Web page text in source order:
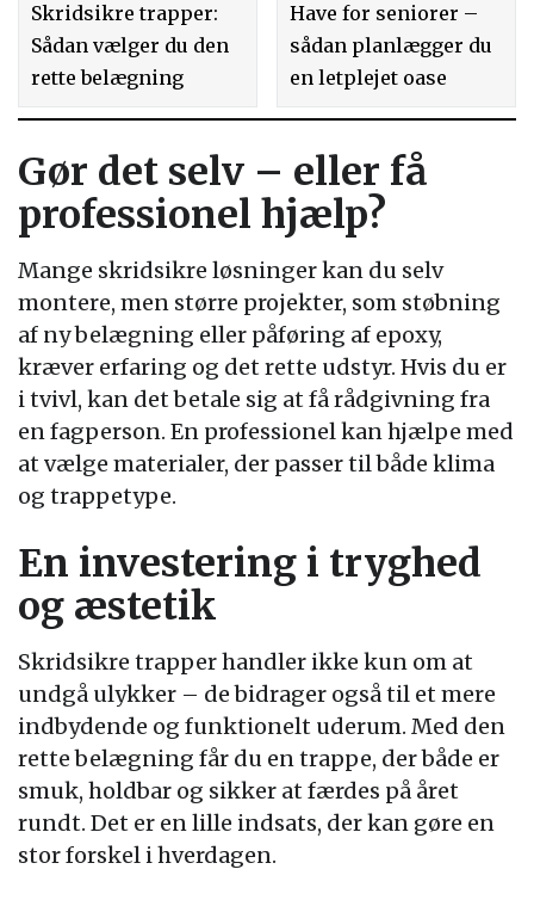
Skridsikre trapper:
Sådan vælger du den
rette belægning
Have for seniorer –
sådan planlægger du
en letplejet oase
Gør det selv – eller få
professionel hjælp?
Mange skridsikre løsninger kan du selv
montere, men større projekter, som støbning
af ny belægning eller påføring af epoxy,
kræver erfaring og det rette udstyr. Hvis du er
i tvivl, kan det betale sig at få rådgivning fra
en fagperson. En professionel kan hjælpe med
at vælge materialer, der passer til både klima
og trappetype.
En investering i tryghed
og æstetik
Skridsikre trapper handler ikke kun om at
undgå ulykker – de bidrager også til et mere
indbydende og funktionelt uderum. Med den
rette belægning får du en trappe, der både er
smuk, holdbar og sikker at færdes på året
rundt. Det er en lille indsats, der kan gøre en
stor forskel i hverdagen.